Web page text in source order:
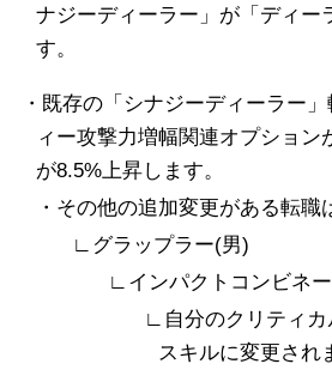
ナジーディーラー」が「ディー
す。
・既存の「シナジーディーラー
ィー攻撃力増幅関連オプション
が8.5%上昇します。
・その他の追加変更がある転職
∟グラップラー(男)
∟インパクトコンビネ
∟自分のクリティカ
スキルに変更され